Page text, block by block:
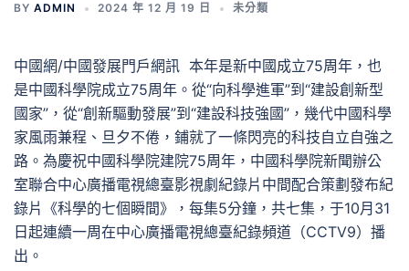
BY ADMIN 2024 年 12 月 19 日 未分類
中國網/中國發展門戶網訊 本年是新中國成立75周年，也
是中國科學院成立75周年。從“向科學進軍”到“建設創新型
國家”，從“創新驅動發展”到“建設科技強國”，幾代中國科學
家風雨兼程、旦夕不倦，鋪就了一條閃亮的科技自立自強之
路。為慶祝中國科學院建院75周年，中國科學院新聞辦公
室聯合中心廣播電視總臺影視劇紀錄片中間配合策劃發布紀
錄片《科學的七個瞬間》，每集5分鐘，共七集，于10月31
日起連續一周在中心廣播電視總臺紀錄頻道（CCTV9）播
出。